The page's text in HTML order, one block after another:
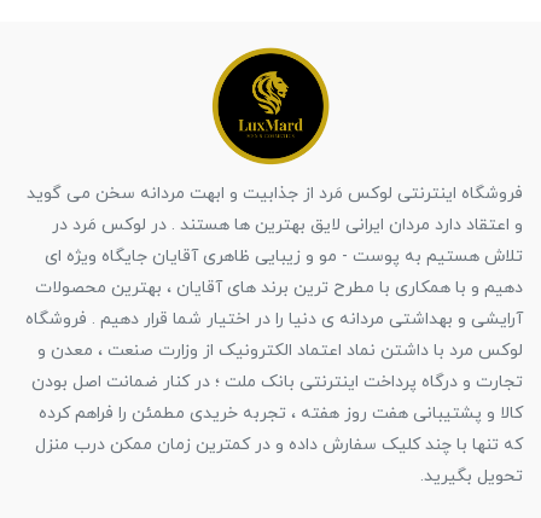
فروشگاه اینترنتی لوکس مَرد از جذابیت و ابهت مردانه سخن می گوید
و اعتقاد دارد مردان ایرانی لایق بهترین ها هستند . در لوکس مَرد در
تلاش هستیم به پوست - مو و زیبایی ظاهری آقایان جایگاه ویژه ای
دهیم و با همکاری با مطرح ترین برند های آقایان ، بهترین محصولات
آرایشی و بهداشتی مردانه ی دنیا را در اختیار شما قرار دهیم . فروشگاه
لوکس مرد با داشتن نماد اعتماد الکترونیک از وزارت صنعت ، معدن و
تجارت و درگاه پرداخت اینترنتی بانک ملت ؛ در کنار ضمانت اصل بودن
کالا و پشتیبانی هفت روز هفته ، تجربه خریدی مطمئن را فراهم کرده
که تنها با چند کلیک سفارش داده و در کمترین زمان ممکن درب منزل
تحویل بگیرید.